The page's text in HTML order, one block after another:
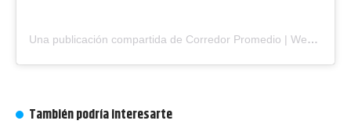
Una publicación compartida de Corredor Promedio | Web de Running y Triatlón (@corredorpromedio)
También podría interesarte